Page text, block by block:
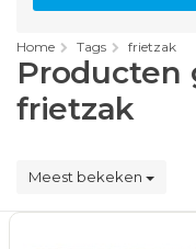
Home Tags frietzak
Producten
frietzak
Meest bekeken